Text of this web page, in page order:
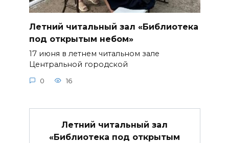
Летний читальный зал «Библиотека
под открытым небом»
17 июня в летнем читальном зале
Центральной городской
0 16
Летний читальный зал
«Библиотека под открытым